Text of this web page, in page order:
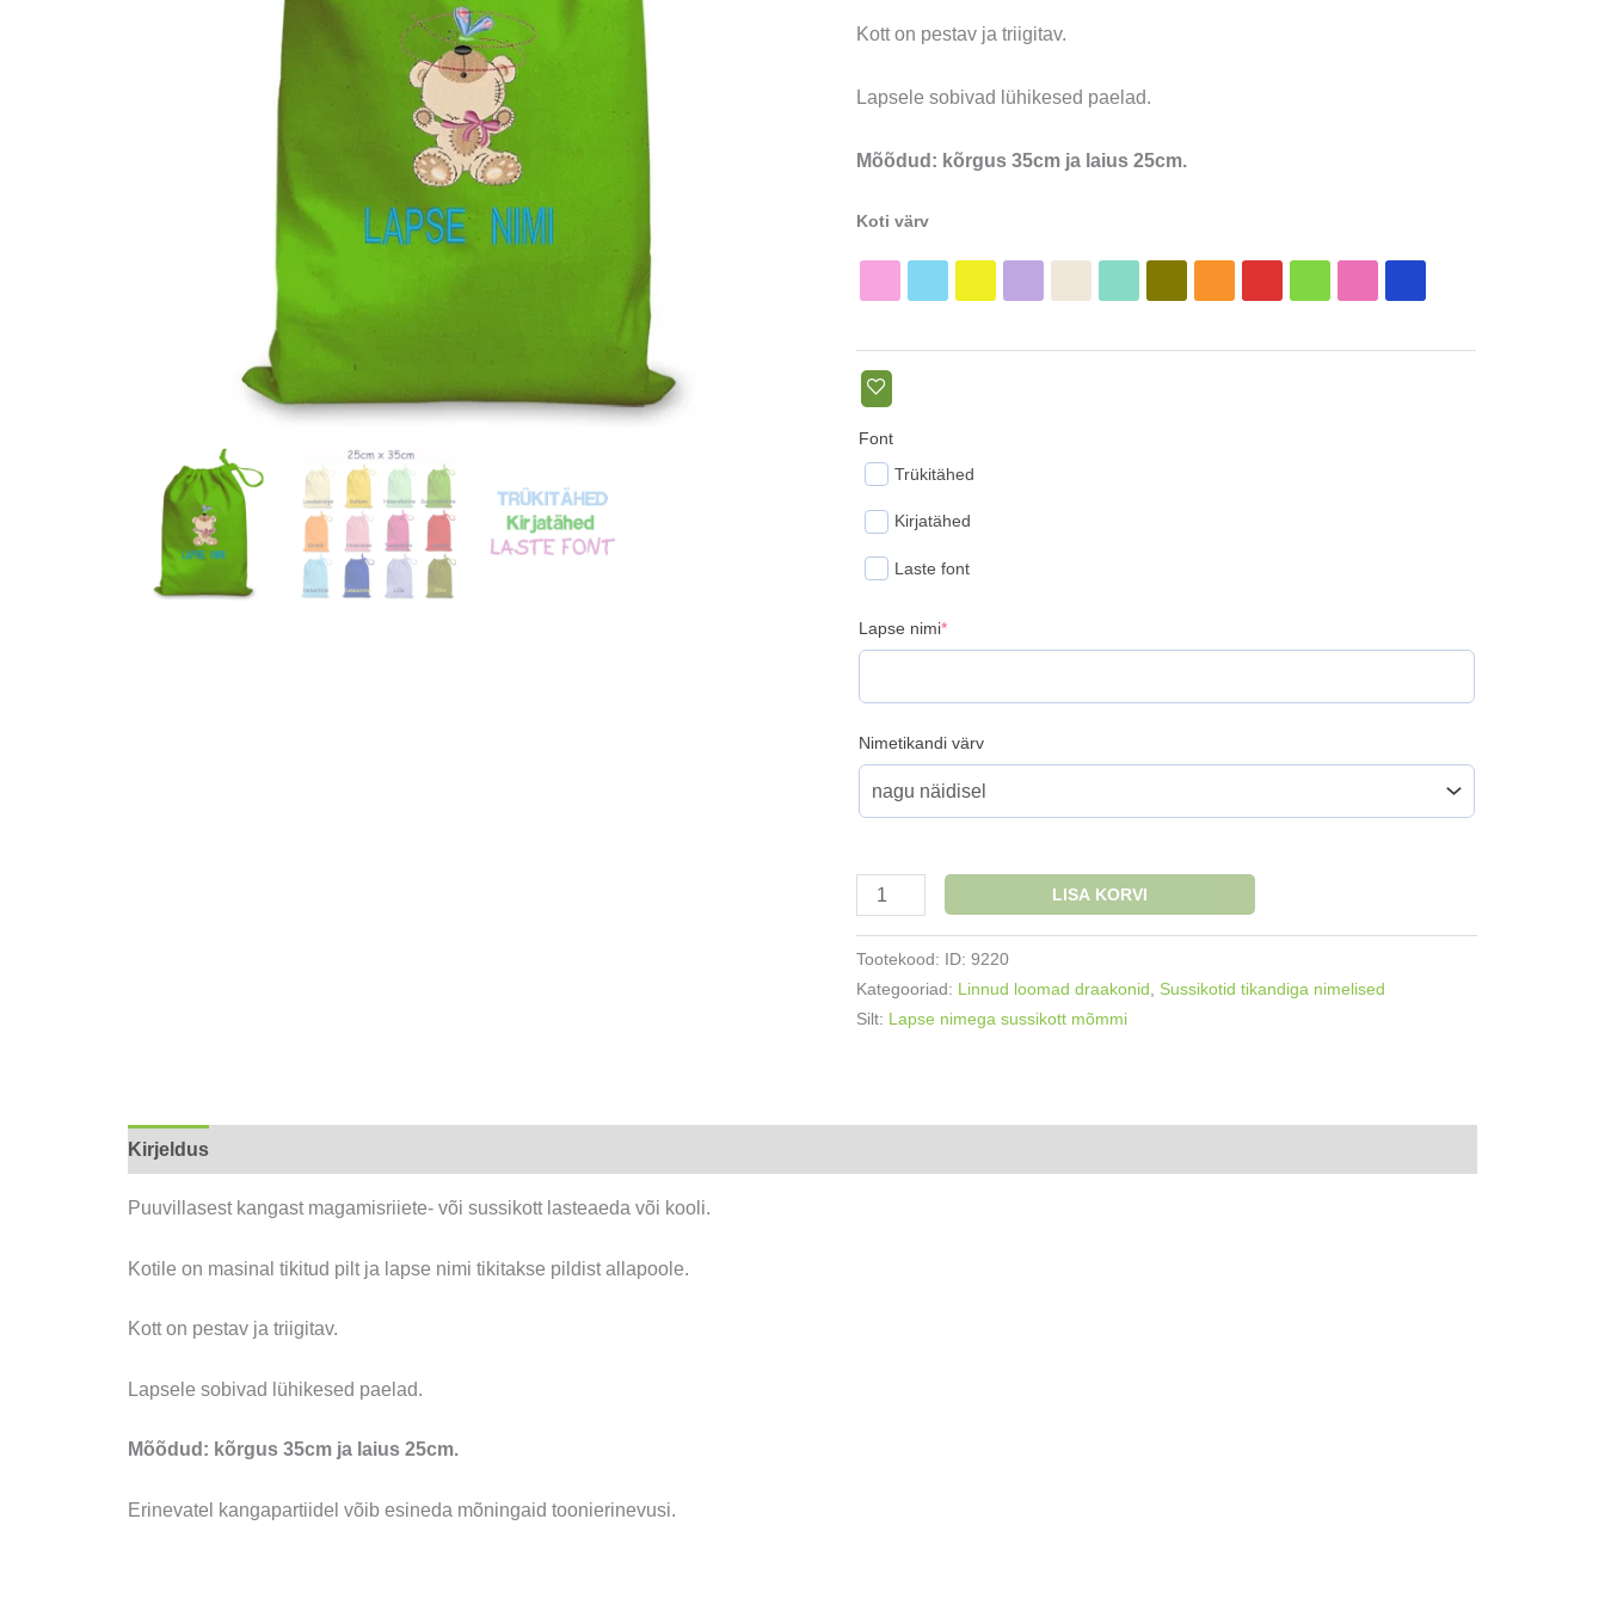
Kott on pestav ja triigitav.
Lapsele sobivad lühikesed paelad.
Mõõdud: kõrgus 35cm ja laius 25cm.
Koti värv
Font
Trükitähed
Kirjatähed
Laste font
Lapse nimi*(required)
Nimetikandi värv
Nimega
sussikott
LISA KORVI
Tootekood: ID: 9220
Kategooriad: Linnud loomad draakonid, Sussikotid tikandiga nimelised
Silt: Lapse nimega sussikott mõmmi
Kirjeldus
Puuvillasest kangast magamisriiete- või sussikott lasteaeda või kooli.
Kotile on masinal tikitud pilt ja lapse nimi tikitakse pildist allapoole.
Kott on pestav ja triigitav.
Lapsele sobivad lühikesed paelad.
Mõõdud: kõrgus 35cm ja laius 25cm.
Erinevatel kangapartiidel võib esineda mõningaid toonierinevusi.